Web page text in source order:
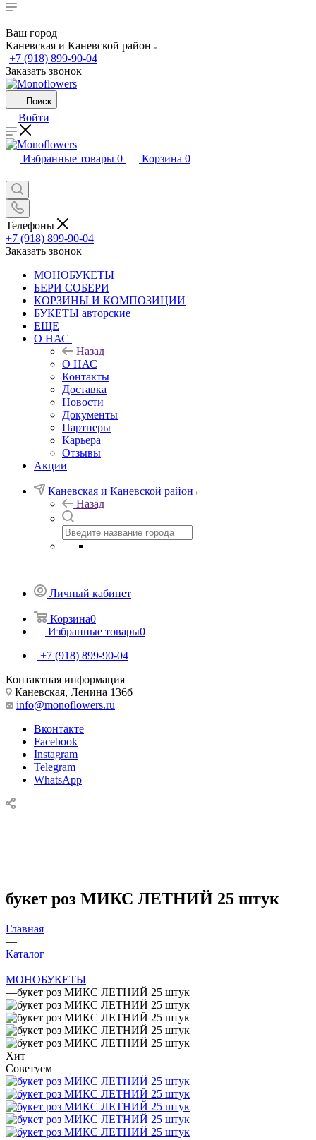
Ваш город
Каневская и Каневской район
+7 (918) 899-90-04
Заказать звонок
Поиск
Войти
Избранные товары 0 Корзина 0
Телефоны
+7 (918) 899-90-04
Заказать звонок
МОНОБУКЕТЫ
БЕРИ СОБЕРИ
КОРЗИНЫ И КОМПОЗИЦИИ
БУКЕТЫ авторские
ЕЩЕ
О НАС
Назад
О НАС
Контакты
Доставка
Новости
Документы
Партнеры
Карьера
Отзывы
Акции
Каневская и Каневской район
Назад
Личный кабинет
Корзина0
Избранные товары0
+7 (918) 899-90-04
Контактная информация
Каневская, Ленина 136б
info@monoflowers.ru
Вконтакте
Facebook
Instagram
Telegram
WhatsApp
букет роз МИКС ЛЕТНИЙ 25 штук
Главная
—
Каталог
—
МОНОБУКЕТЫ
—букет роз МИКС ЛЕТНИЙ 25 штук
Хит
Советуем